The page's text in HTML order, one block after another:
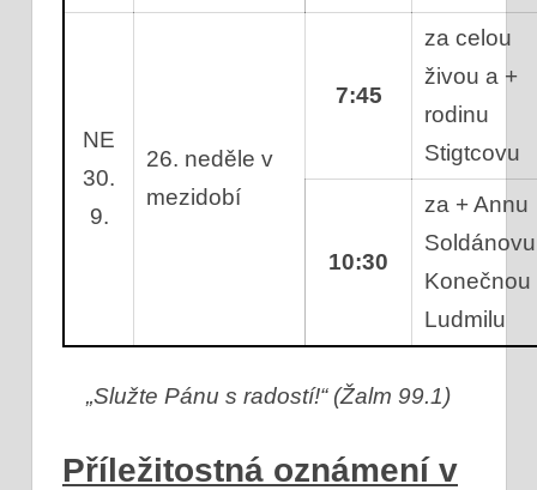
NE
30.
9.
26. neděle v
mezidobí
7:45
za celou
živou a +
rodinu
Stigtcovu
10:30
za + Annu
Konečnou
Ludmilu
„Služte Pánu s radostí!“ (Žalm 99.1)
Příležitostná oznámení v